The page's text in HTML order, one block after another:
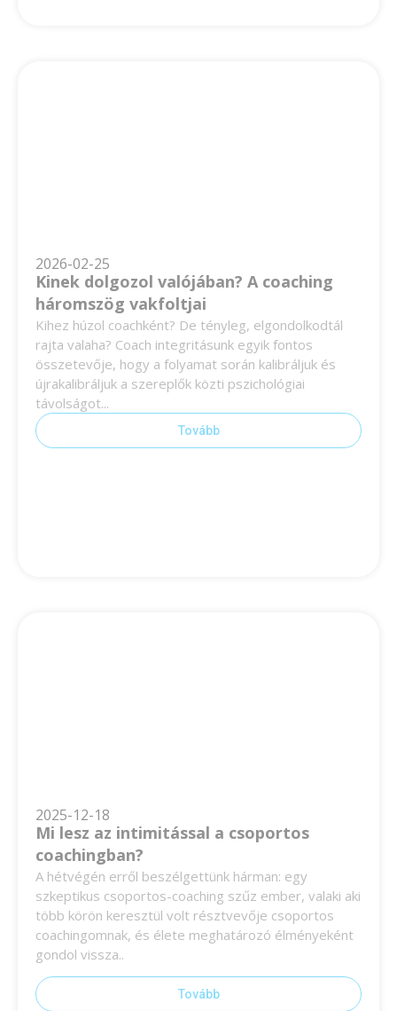
2026-02-25
Kinek dolgozol valójában? A coaching
háromszög vakfoltjai
Kihez húzol coachként? De tényleg, elgondolkodtál
rajta valaha? Coach integritásunk egyik fontos
összetevője, hogy a folyamat során kalibráljuk és
újrakalibráljuk a szereplők közti pszichológiai
távolságot...
Tovább
2025-12-18
Mi lesz az intimitással a csoportos
coachingban?
A hétvégén erről beszélgettünk hárman: egy
szkeptikus csoportos-coaching szűz ember, valaki aki
több körön keresztül volt résztvevője csoportos
coachingomnak, és élete meghatározó élményeként
gondol vissza..
Tovább